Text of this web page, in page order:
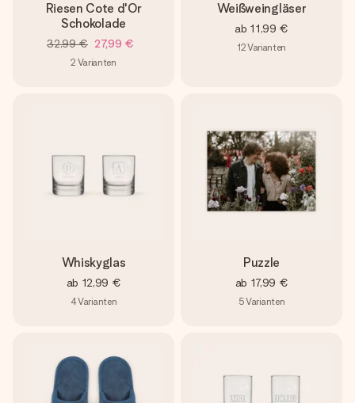
Riesen Cote d'Or
Schokolade
32,99 € 27,99 €
2 Varianten
Weißweingläser
ab 11,99 €
12Varianten
Whiskyglas
ab 12,99 €
4Varianten
Puzzle
ab 17,99 €
5Varianten